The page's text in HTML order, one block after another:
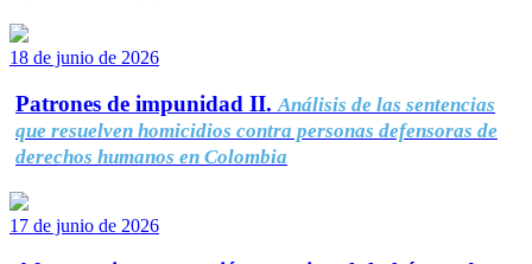
18 de junio de 2026
Patrones de impunidad II. Análisis de las sentencias
que resuelven homicidios contra personas defensoras de
derechos humanos en Colombia
17 de junio de 2026